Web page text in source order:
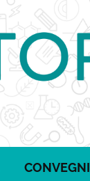
CONVEGNI